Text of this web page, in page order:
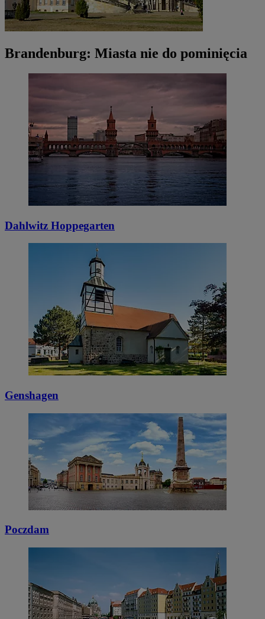
Brandenburg: Miasta nie do pominięcia
Dahlwitz Hoppegarten
Genshagen
Poczdam